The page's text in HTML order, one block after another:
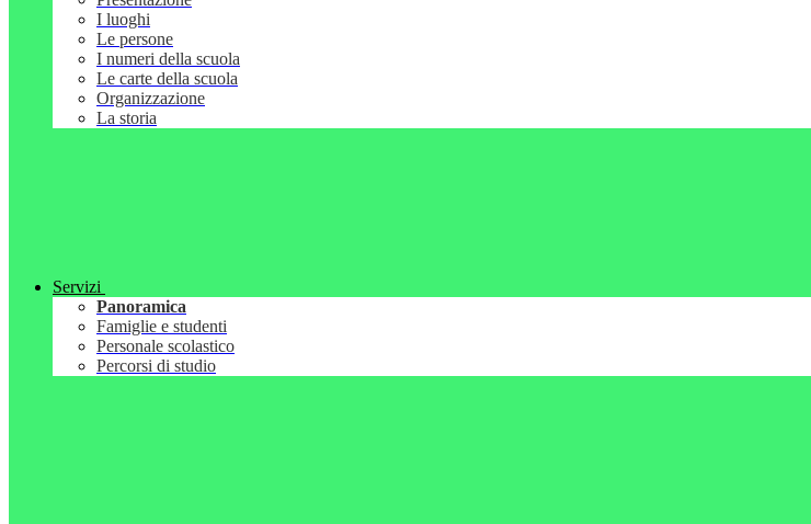
I luoghi
Le persone
I numeri della scuola
Le carte della scuola
Organizzazione
La storia
Servizi
Panoramica
Famiglie e studenti
Personale scolastico
Percorsi di studio